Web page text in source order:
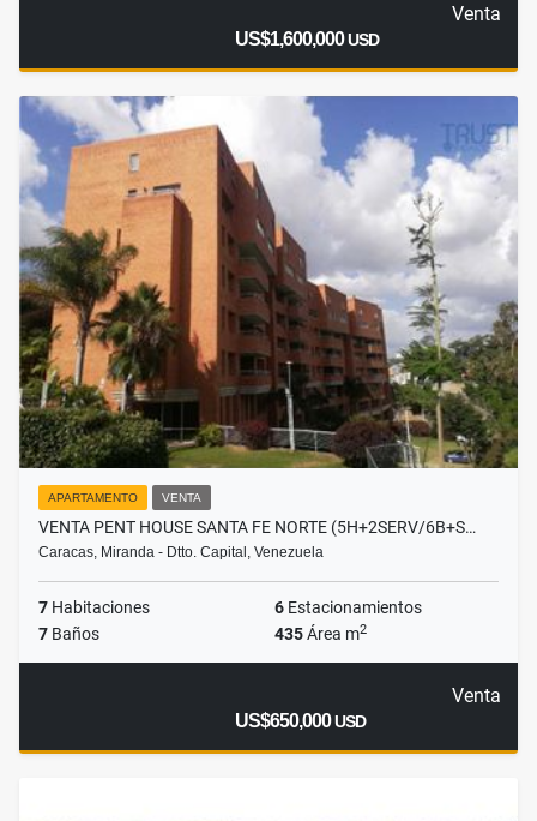
Venta
US$1,600,000USD
APARTAMENTO VENTA
VENTA PENT HOUSE SANTA FE NORTE (5H+2SERV/6B+S…
Caracas, Miranda - Dtto. Capital, Venezuela
7 Habitaciones 6 Estacionamientos
7 Baños 435Área m2
Venta
US$650,000USD